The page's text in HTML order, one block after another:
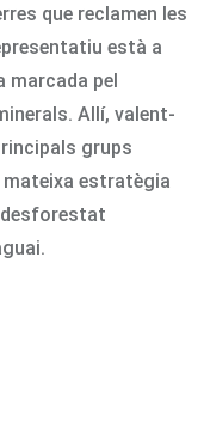
que reclamen les
està a
marcada pel
Allí, valent-
grups
estratègia